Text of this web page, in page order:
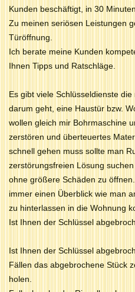
Kunden beschäftigt, in 30
Zu meinen seriösen Leistungen
Türöffnung.
Ich berate meine Kunden
Ihnen Tipps und Ratschläge.
Es gibt viele Schlüsseldienste
darum geht, eine Haustür bzw.
wollen gleich mir Bohrmaschine
zerstören und überteuertes
schnell gehen muss sollte man
zerstörungsfreien Lösung
ohne größere Schäden zu
immer einen Überblick wie man
zu hinterlassen in die Wohnung
Ist Ihnen der Schlüssel
Ist Ihnen der Schlüssel
Fällen das abgebrochene Stück
holen.